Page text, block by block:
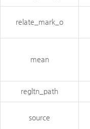
relate_mark_o
mean
regltn_path
source